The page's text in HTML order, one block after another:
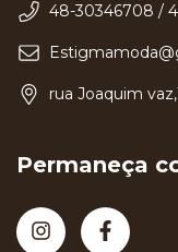
48-30346708 /
rua Joaquim
Permaneça